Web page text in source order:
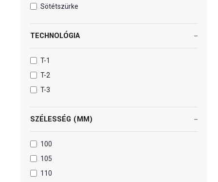
Sötétszürke
TECHNOLÓGIA
T-1
T-2
T-3
SZÉLESSÉG (MM)
100
105
110